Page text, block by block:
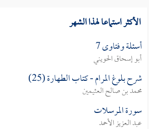
الأكثر استماعا لهذا الشهر
أسئلة وفتاوى 7
أبو إسحاق الحويني
شرح بلوغ المرام - كتاب الطهارة (25)
محمد بن صالح العثيمين
سورة المرسلات
عبد العزيز الأحمد